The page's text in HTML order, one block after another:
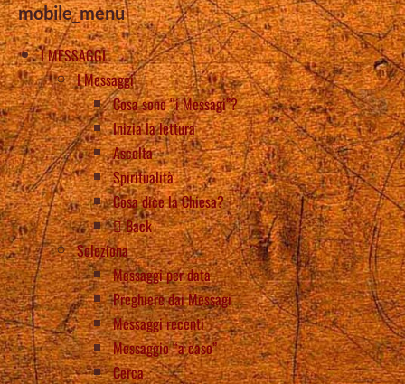
mobile_menu
I MESSAGGI
I Messaggi
Cosa sono “i Messagi”?
Inizia la lettura
Ascolta
Spiritualità
Cosa dice la Chiesa?
Back
Seleziona
Messaggi per data
Preghiere dai Messagi
Messaggi recenti
Messaggio “a caso”
Cerca